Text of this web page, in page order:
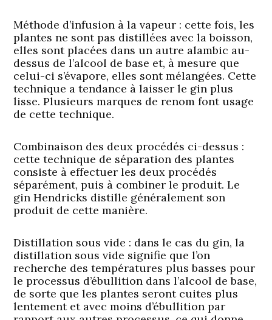
Méthode d’infusion à la vapeur : cette fois, les
plantes ne sont pas distillées avec la boisson,
elles sont placées dans un autre alambic au-
dessus de l’alcool de base et, à mesure que
celui-ci s’évapore, elles sont mélangées. Cette
technique a tendance à laisser le gin plus
lisse. Plusieurs marques de renom font usage
de cette technique.
Combinaison des deux procédés ci-dessus :
cette technique de séparation des plantes
consiste à effectuer les deux procédés
séparément, puis à combiner le produit. Le
gin Hendricks distille généralement son
produit de cette manière.
Distillation sous vide : dans le cas du gin, la
distillation sous vide signifie que l’on
recherche des températures plus basses pour
le processus d’ébullition dans l’alcool de base,
de sorte que les plantes seront cuites plus
lentement et avec moins d’ébullition par